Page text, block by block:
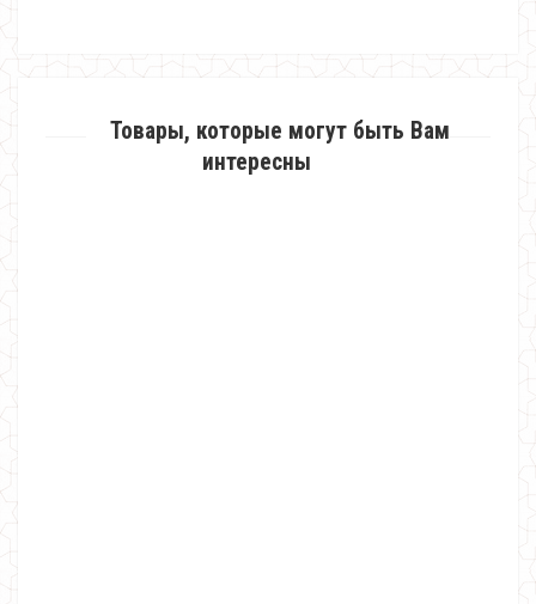
Товары, которые могут быть Вам
интересны